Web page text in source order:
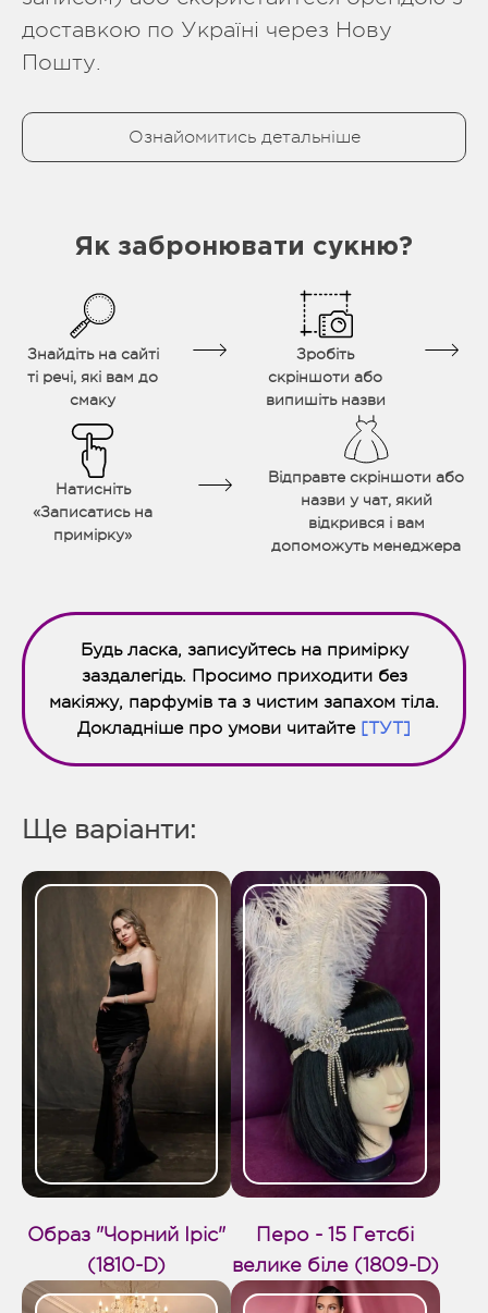
доставкою по Україні через Нову
Пошту.
Ознайомитись детальніше
Як забронювати сукню?
Знайдіть на сайті
ті речі, які вам до
смаку
Зробіть
скріншоти або
випишіть назви
Натисніть
«Записатись на
примірку»
Відправте скріншоти або
назви у чат, який
відкрився і вам
допоможуть менеджера
Будь ласка, записуйтесь на примірку
заздалегідь. Просимо приходити без
макіяжу, парфумів та з чистим запахом тіла.
Докладніше про умови читайте [ТУТ]
Ще варіанти:
Образ "Чорний Іріс"
(1810-D)
Перо - 15 Гетсбі
велике біле (1809-D)